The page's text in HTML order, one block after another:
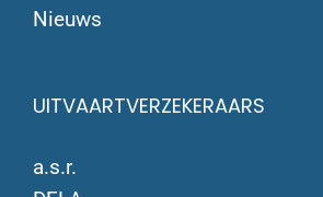
Nieuws
UITVAARTVERZEKERAARS
a.s.r.